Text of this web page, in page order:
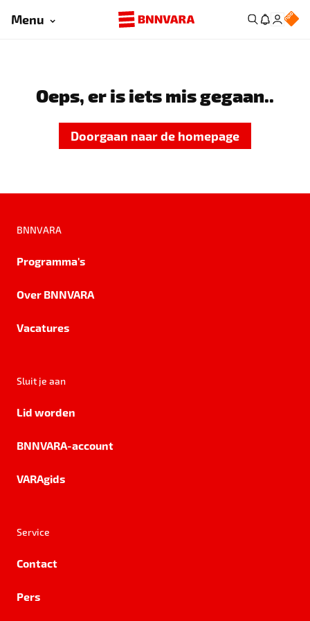
Menu
Oeps, er is iets mis gegaan..
Doorgaan naar de homepage
BNNVARA
Programma's
Over BNNVARA
Vacatures
Sluit je aan
Lid worden
BNNVARA-account
VARAgids
Service
Contact
Pers